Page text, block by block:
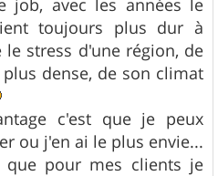
job, avec les années le
toujours plus dur à
stress d'une région, de
dense, de son climat
c'est que je peux
ou j'en ai le plus envie...
que pour mes clients je